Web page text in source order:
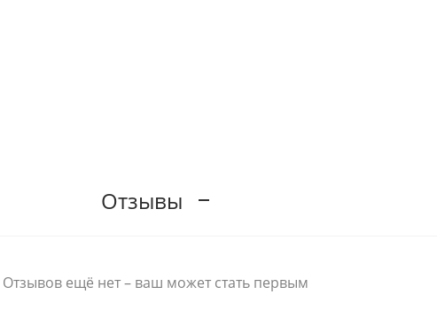
Отзывы
Отзывов ещё нет – ваш может стать первым